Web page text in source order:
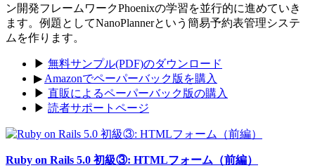
ン開発フレームワークPhoenixの学習を並行的に進めていき
ます。例題としてNanoPlannerという簡易予約表管理システ
ムを作ります。
▶ 無料サンプル(PDF)のダウンロード
▶ Amazonでペーパーバック版を購入
▶ 直販によるペーパーバック版の購入
▶ 読者サポートページ
Ruby on Rails 5.0 初級③: HTMLフォーム（前編）